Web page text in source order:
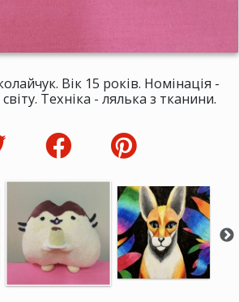
Вік 15 років. Номінація -
Техніка - лялька з тканини.